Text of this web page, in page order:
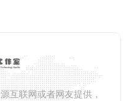
互联网或者网友提供，